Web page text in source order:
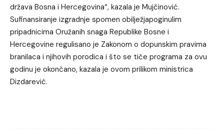
država Bosna i Hercegovina“, kazala je Mujčinović.
Sufinansiranje izgradnje spomen obilježjapoginulim
pripadnicima Oružanih snaga Republike Bosne i
Hercegovine regulisano je Zakonom o dopunskim pravima
branilaca i njihovih porodica i što se tiče programa za ovu
godinu je okončano, kazala je ovom prilikom ministrica
Dizdarević.